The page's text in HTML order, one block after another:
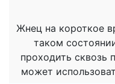
Жнец на короткое
таком
проходить сквозь
может